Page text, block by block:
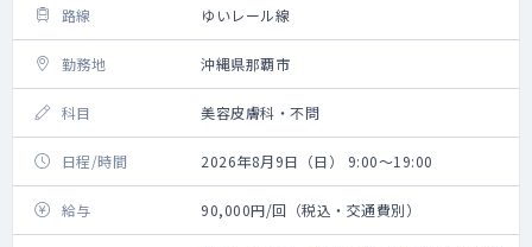
路線 ゆいレール線
勤務地 沖縄県那覇市
科目 美容皮膚科・不問
日程/時間 2026年8月9日（日） 9:00～19:00
給与 90,000円/回（税込・交通費別）